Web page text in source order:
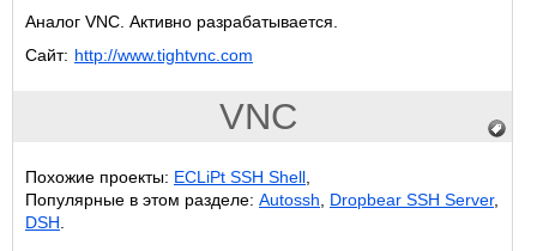
Аналог VNC. Активно разрабатывается.
Сайт: http://www.tightvnc.com
VNC
Похожие проекты: ECLiPt SSH Shell
Популярные в этом разделе: Autossh Dropbear SSH Server,
DSH